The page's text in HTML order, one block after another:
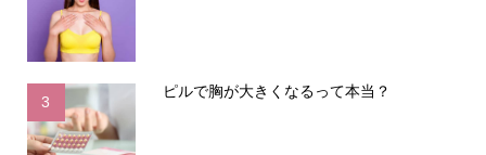
3
ピルで胸が大きくなるって本当？